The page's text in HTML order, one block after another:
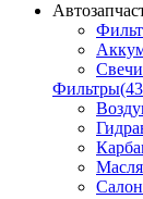
Свечи
Фильтры